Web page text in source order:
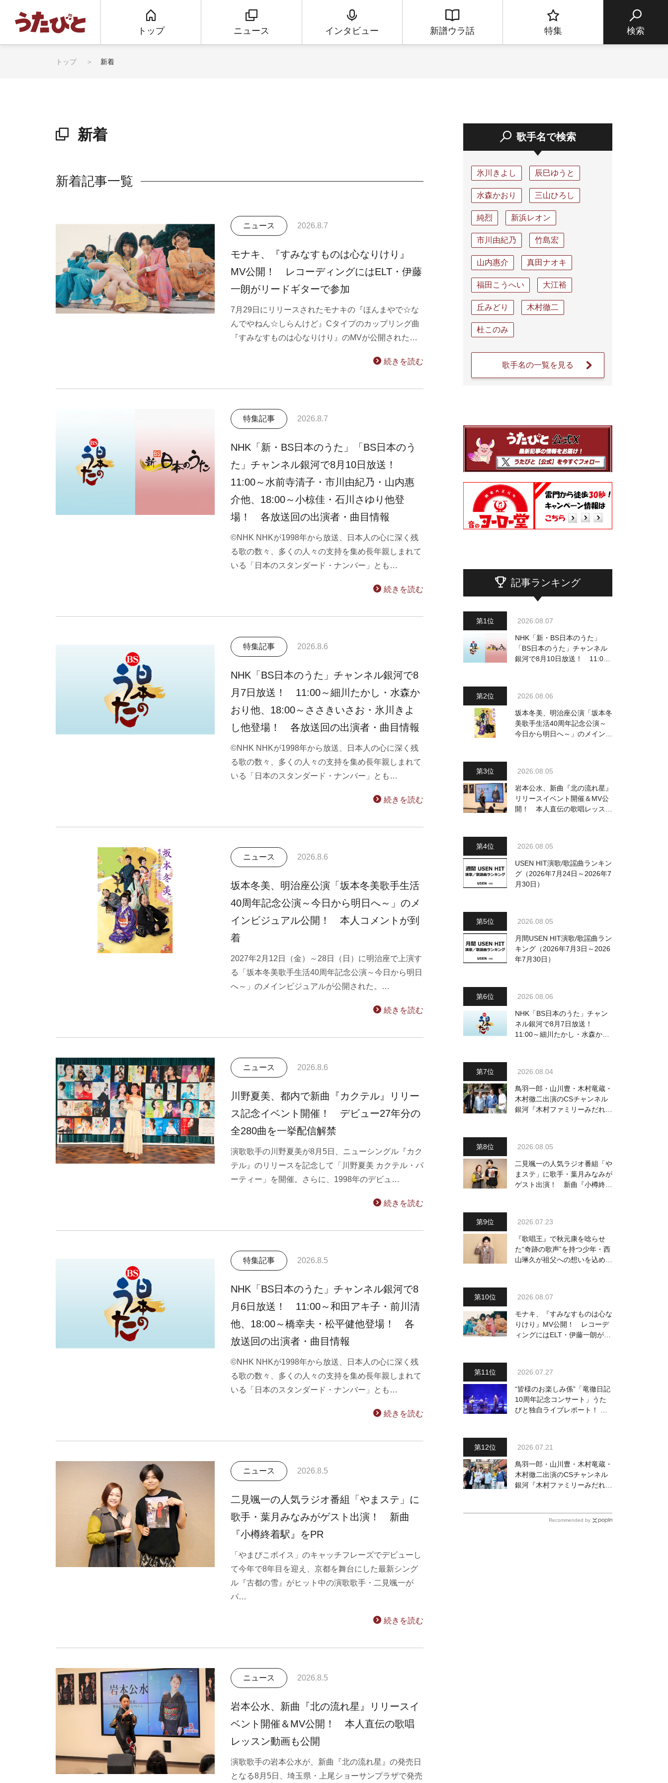
トップ ニュース インタビュー 新譜ウラ話 特集 検索
トップ 新着
新着
新着記事一覧
ニュース 2026.8.7
モナキ、『すみなすものは心なりけり』
MV公開！ レコーディングにはELT・伊藤
一朗がリードギターで参加
7月29日にリリースされたモナキの『ほんまやで☆な
んでやねん☆しらんけど』Cタイプのカップリング曲
『すみなすものは心なりけり』のMVが公開された…
続きを読む
特集記事 2026.8.7
NHK「新・BS日本のうた」「BS日本のう
た」チャンネル銀河で8月10日放送！
11:00～水前寺清子・市川由紀乃・山内惠
介他、18:00～小椋佳・石川さゆり他登
場！ 各放送回の出演者・曲目情報
©NHK NHKが1998年から放送、日本人の心に深く残
る歌の数々、多くの人々の支持を集め長年親しまれて
いる「日本のスタンダード・ナンバー」とも…
続きを読む
特集記事 2026.8.6
NHK「BS日本のうた」チャンネル銀河で8
月7日放送！ 11:00～細川たかし・水森か
おり他、18:00～ささきいさお・氷川きよ
し他登場！ 各放送回の出演者・曲目情報
©NHK NHKが1998年から放送、日本人の心に深く残
る歌の数々、多くの人々の支持を集め長年親しまれて
いる「日本のスタンダード・ナンバー」とも…
続きを読む
ニュース 2026.8.6
坂本冬美、明治座公演「坂本冬美歌手生活
40周年記念公演～今日から明日へ～」のメ
インビジュアル公開！ 本人コメントが到
着
2027年2月12日（金）～28日（日）に明治座で上演す
る「坂本冬美歌手生活40周年記念公演～今日から明日
へ～」のメインビジュアルが公開された。…
続きを読む
ニュース 2026.8.6
川野夏美、都内で新曲『カクテル』リリー
ス記念イベント開催！ デビュー27年分の
全280曲を一挙配信解禁
演歌歌手の川野夏美が8月5日、ニューシングル『カク
テル』のリリースを記念して「川野夏美 カクテル・パ
ーティー」を開催。さらに、1998年のデビュ…
続きを読む
特集記事 2026.8.5
NHK「BS日本のうた」チャンネル銀河で8
月6日放送！ 11:00～和田アキ子・前川清
他、18:00～橋幸夫・松平健他登場！ 各
放送回の出演者・曲目情報
©NHK NHKが1998年から放送、日本人の心に深く残
る歌の数々、多くの人々の支持を集め長年親しまれて
いる「日本のスタンダード・ナンバー」とも…
続きを読む
ニュース 2026.8.5
二見颯一の人気ラジオ番組「やまステ」に
歌手・葉月みなみがゲスト出演！ 新曲
『小樽終着駅』をPR
「やまびこボイス」のキャッチフレーズでデビューし
て今年で8年目を迎え、京都を舞台にした最新シング
ル『古都の雪』がヒット中の演歌歌手・二見颯一が
パ…
続きを読む
ニュース 2026.8.5
岩本公水、新曲『北の流れ星』リリースイ
ベント開催＆MV公開！ 本人直伝の歌唱
レッスン動画も公開
演歌歌手の岩本公水が、新曲『北の流れ星』の発売日
となる8月5日、埼玉県・上尾ショーサンプラザで発売
歌手名で検索
氷川きよし 辰巳ゆうと
水森かおり 三山ひろし
純烈 新浜レオン
市川由紀乃 竹島宏
山内惠介 真田ナオキ
福田こうへい 大江裕
丘みどり 木村徹二
杜このみ
歌手名の一覧を見る
記事ランキング
2026.08.07
NHK「新・BS日本のうた」
「BS日本のうた」チャンネル
銀河で8月10日放送！ 11:00
出演者・曲目情報
2026.08.06
坂本冬美、明治座公演「坂本冬
美歌手生活40周年記念公演～
今日から明日へ～」のメインビ
2026.08.05
岩本公水、新曲『北の流れ星』
リリースイベント開催＆MV公
開！ 本人直伝の歌唱レッスン
2026.08.05
USEN HIT演歌/歌謡曲ランキン
グ（2026年7月24日～2026年7
月30日）
2026.08.05
月間USEN HIT演歌/歌謡曲ラン
キング（2026年7月3日～2026
年7月30日）
2026.08.06
NHK「BS日本のうた」チャン
ネル銀河で8月7日放送！
11:00～細川たかし・水森かお
2026.08.04
鳥羽一郎・山川豊・木村竜蔵・
木村徹二出演のCSチャンネル
銀河『木村ファミリーみだれ旅
2026.08.05
二見颯一の人気ラジオ番組「や
まステ」に歌手・葉月みなみが
ゲスト出演！ 新曲『小樽終着
2026.07.23
『歌唱王』で秋元康を唸らせ
た“奇跡の歌声”を持つ少年・西
山琳久が祖父への想いを込めた
いちゃんとの絆を歌った曲を聴
いてください！」
2026.08.07
モナキ、『すみなすものは心な
りけり』MV公開！ レコーデ
ィングにはELT・伊藤一朗がリ
2026.07.27
“皆様のお楽しみ係”「竜徹日記
10周年記念コンサート」うた
びと独自ライブレポート！ 即
2026.07.21
鳥羽一郎・山川豊・木村竜蔵・
木村徹二出演のCSチャンネル
銀河『木村ファミリーみだれ旅
Recommended by